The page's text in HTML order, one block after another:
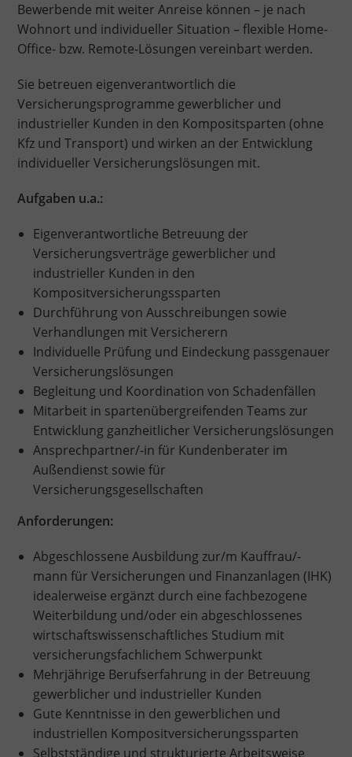
Bewerbende mit weiter Anreise können – je nach
Wohnort und individueller Situation – flexible Home-
Office- bzw. Remote-Lösungen vereinbart werden.
Sie betreuen eigenverantwortlich die
Versicherungsprogramme gewerblicher und
industrieller Kunden in den Kompositsparten (ohne
Kfz und Transport) und wirken an der Entwicklung
individueller Versicherungslösungen mit.
Aufgaben u.a.:
Eigenverantwortliche Betreuung der
Versicherungsverträge gewerblicher und
industrieller Kunden in den
Kompositversicherungssparten
Durchführung von Ausschreibungen sowie
Verhandlungen mit Versicherern
Individuelle Prüfung und Eindeckung passgenauer
Versicherungslösungen
Begleitung und Koordination von Schadenfällen
Mitarbeit in spartenübergreifenden Teams zur
Entwicklung ganzheitlicher Versicherungslösungen
Ansprechpartner/-in für Kundenberater im
Außendienst sowie für
Versicherungsgesellschaften
Anforderungen:
Abgeschlossene Ausbildung zur/m Kauffrau/-
mann für Versicherungen und Finanzanlagen (IHK)
idealerweise ergänzt durch eine fachbezogene
Weiterbildung und/oder ein abgeschlossenes
wirtschaftswissenschaftliches Studium mit
versicherungsfachlichem Schwerpunkt
Mehrjährige Berufserfahrung in der Betreuung
gewerblicher und industrieller Kunden
Gute Kenntnisse in den gewerblichen und
industriellen Kompositversicherungssparten
Selbstständige und strukturierte Arbeitsweise